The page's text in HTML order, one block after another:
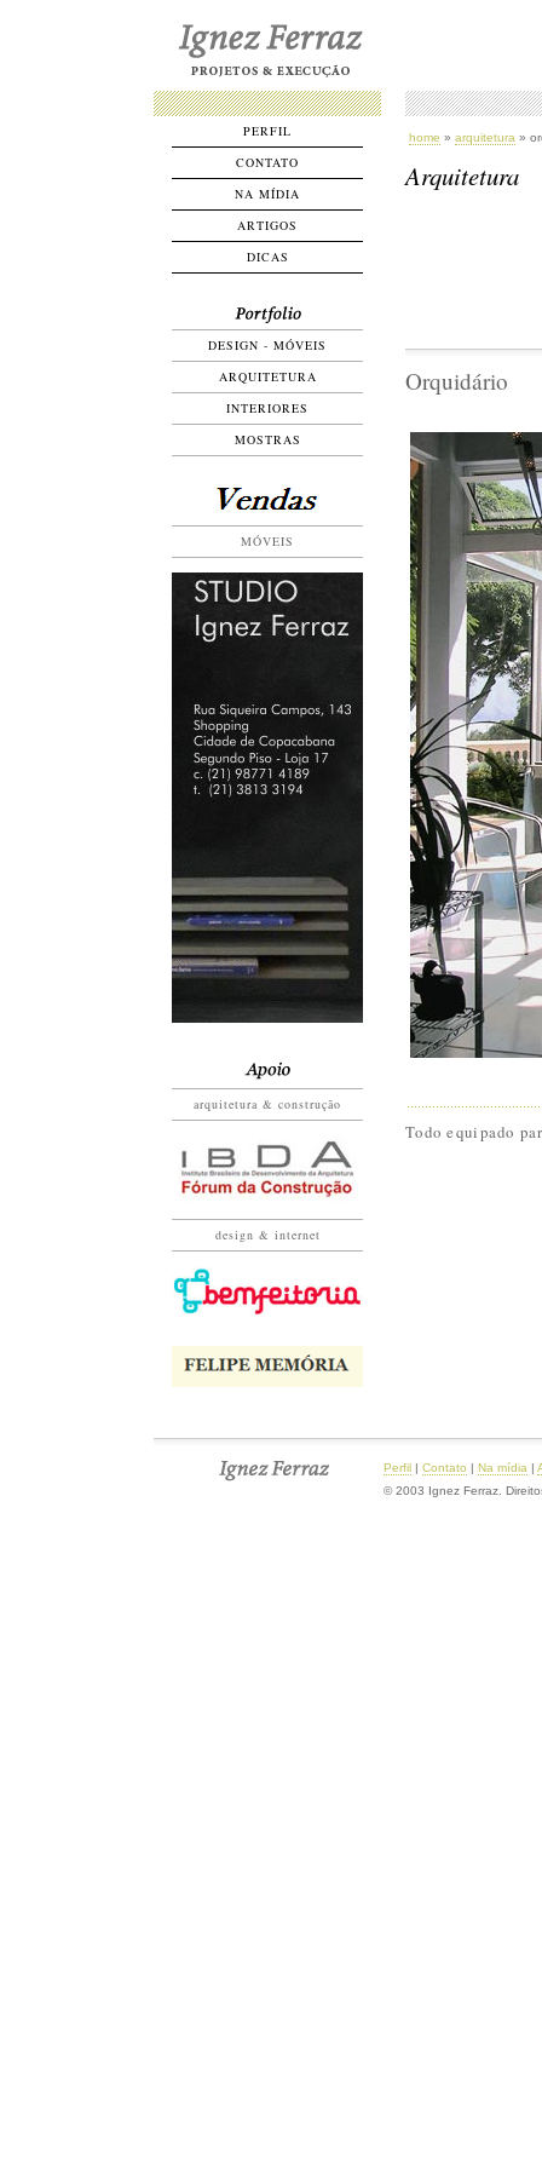
PERFIL
CONTATO
NA MÍDIA
ARTIGOS
DICAS
DESIGN - MÓVEIS
ARQUITETURA
INTERIORES
MOSTRAS
MÓVEIS
arquitetura & construção
design & internet
home » arquitetura »
Arquitetura
Orquidário
Todo equipado
Perfil | Contato | Na mídia |
© 2003 Ignez Ferraz.